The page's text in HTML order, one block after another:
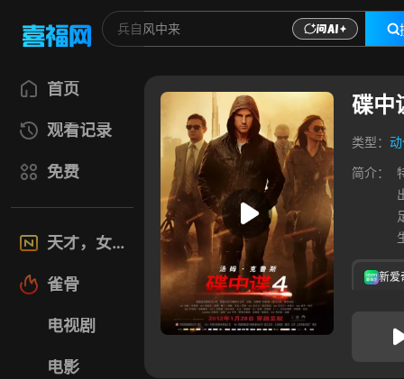
首页
观看记录
免费
天才，女友
雀骨
电视剧
电影
碟中
类型：
简介：
新爱